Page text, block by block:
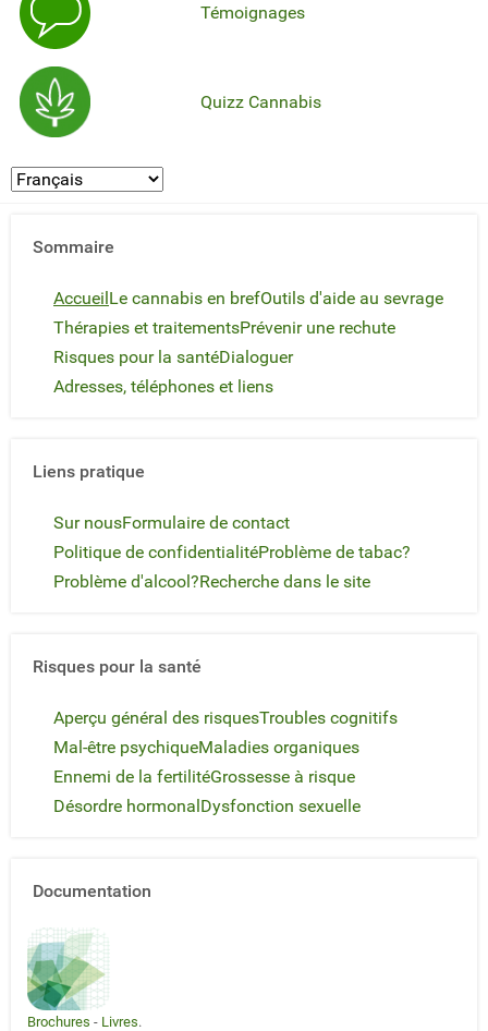
Témoignages
Quizz Cannabis
Sommaire
AccueilLe cannabis en brefOutils d'aide au sevrage
Thérapies et traitementsPrévenir une rechute
Risques pour la santéDialoguer
Adresses, téléphones et liens
Liens pratique
Sur nousFormulaire de contact
Politique de confidentialitéProblème de tabac?
Problème d'alcool?Recherche dans le site
Risques pour la santé
Aperçu général des risquesTroubles cognitifs
Mal-être psychiqueMaladies organiques
Ennemi de la fertilitéGrossesse à risque
Désordre hormonalDysfonction sexuelle
Documentation
Brochures - Livres.